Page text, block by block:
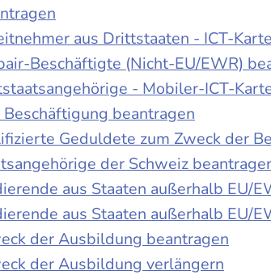
aus Drittstaaten - ICT-
Beschäftigte (Nicht-EU/EWR)
- Mobiler-ICT-
beantragen
Geduldete zum Zweck der
der Schweiz
aus Staaten außerhalb EU/
aus Staaten außerhalb EU/
der Ausbildung beantragen
der Ausbildung verlängern